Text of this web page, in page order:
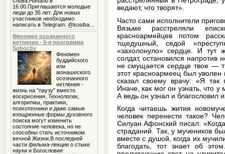
16.00.Приглашаются молодые
люди до 35 лет. Для новых
участников необходимо
написать в Telegram: @kosiba...
Феномен осознанного
нетления - 5-я программа
Sobor.by
Феномен
буддийского
или
монашеского
осознанного
нетления -
жизнь на "паузу" вместо
воскресения. Технологии,
алгоритмы, практики,
психотехники и даже самые
изощренные формы духовного
поиска могут изменить
состояние человека, но не
способны стать источником
вечной Жизни.В последней
части фильма-лекции о стыке
науки и Богословия
ведают, что творят».
Часто сами исполнители
Вязьме расстреляли
красноармейцев потом
тщедушный, седой
«захолонуло» сердце. И тут
солдат, остановился
не смущается сердце твое —
этот красноармеец был
сказал своему врачу: «Я
Иначе, как мог он узнать, что
А ведь он узнал и благословил
Когда читаешь жития
человек перенести такое?
Силуан Афонский писал:
страданий. Так, у мучеников
вместе с душой, когда их
благодать, тот знает об